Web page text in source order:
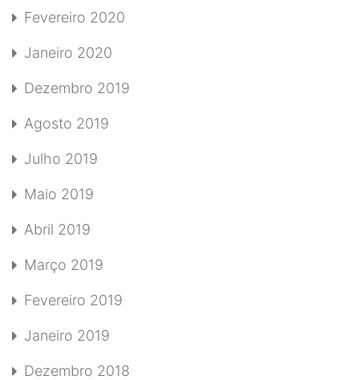
Fevereiro 2020
Janeiro 2020
Dezembro 2019
Agosto 2019
Julho 2019
Maio 2019
Abril 2019
Março 2019
Fevereiro 2019
Janeiro 2019
Dezembro 2018